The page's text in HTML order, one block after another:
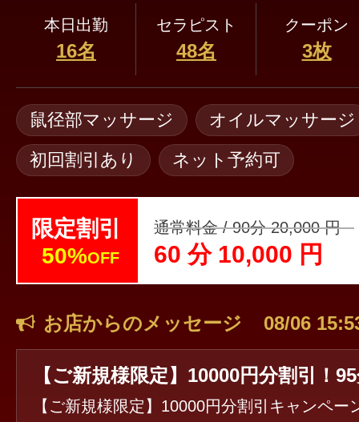
本日出勤
16名
セラピスト
48名
クーポン
3枚
鼠径部マッサージ
オイルマッサージ
初回割引あり
ネット予約可
限定割引
50%OFF
通常料金 / 90分 20,000 円
60 分 10,000 円
お店からのメッセージ 08/06
【ご新規様限定】10000円分割引キャンペー